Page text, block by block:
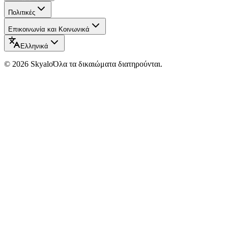
Πολιτικές
Επικοινωνία και Κοινωνικά
Ελληνικά
© 2026 SkyaloΌλα τα δικαιώματα διατηρούνται.